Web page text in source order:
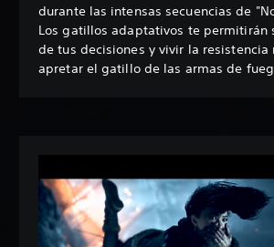
durante las intensas secuencias de
Los gatillos adaptativos te permitirán
de tus decisiones y vivir la resistencia
apretar el gatillo de las armas de